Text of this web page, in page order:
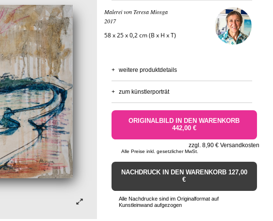
Malerei von Teresa Miosga
2017
58 x 25 x 0,2 cm (B x H x T)
+ weitere produktdetails
+ zum künstlerporträt
ORIGINALBILD IN DEN WARENKORB
442,00 €
zzgl. 8,90 € Versandkosten
Alle Preise inkl. gesetzlicher MwSt.
NACHDRUCK IN DEN WARENKORB 127,00
€
Alle Nachdrucke sind im Originalformat auf
Kunstleinwand aufgezogen